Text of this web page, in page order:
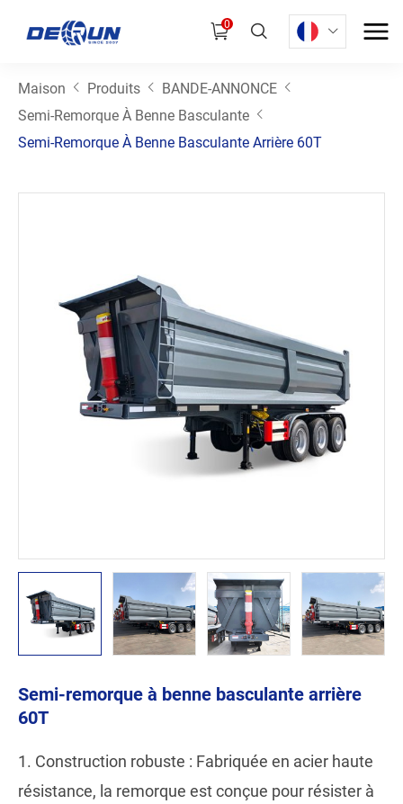
0
Maison Produits
BANDE-ANNONCE
Semi-Remorque À Benne Basculante
Semi-Remorque À Benne Basculante Arrière 60T
Semi-remorque à benne basculante arrière
60T
1. Construction robuste : Fabriquée en acier haute
résistance, la remorque est conçue pour résister à